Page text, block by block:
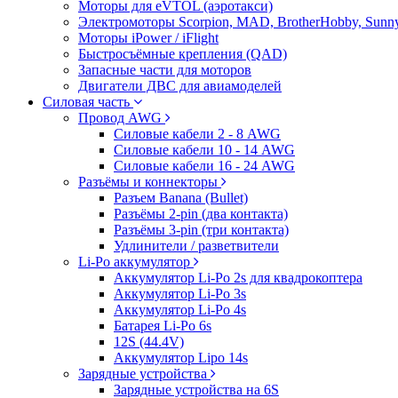
Моторы для eVTOL (аэротакси)
Электромоторы Scorpion, MAD, BrotherHobby,
Моторы iPower / iFlight
Быстросъёмные крепления (QAD)
Запасные части для моторов
Двигатели ДВС для авиамоделей
Силовая часть
Провод AWG
Силовые кабели 2 - 8 AWG
Силовые кабели 10 - 14 AWG
Силовые кабели 16 - 24 AWG
Разъёмы и коннекторы
Разъем Banana (Bullet)
Разъёмы 2-pin (два контакта)
Разъёмы 3-pin (три контакта)
Удлинители / разветвители
Li-Po аккумулятор
Аккумулятор Li-Po 2s для квадрокоптера
Аккумулятор Li-Po 3s
Аккумулятор Li-Po 4s
Батарея Li-Po 6s
12S (44.4V)
Аккумулятор Lipo 14s
Зарядные устройства
Зарядные устройства на 6S